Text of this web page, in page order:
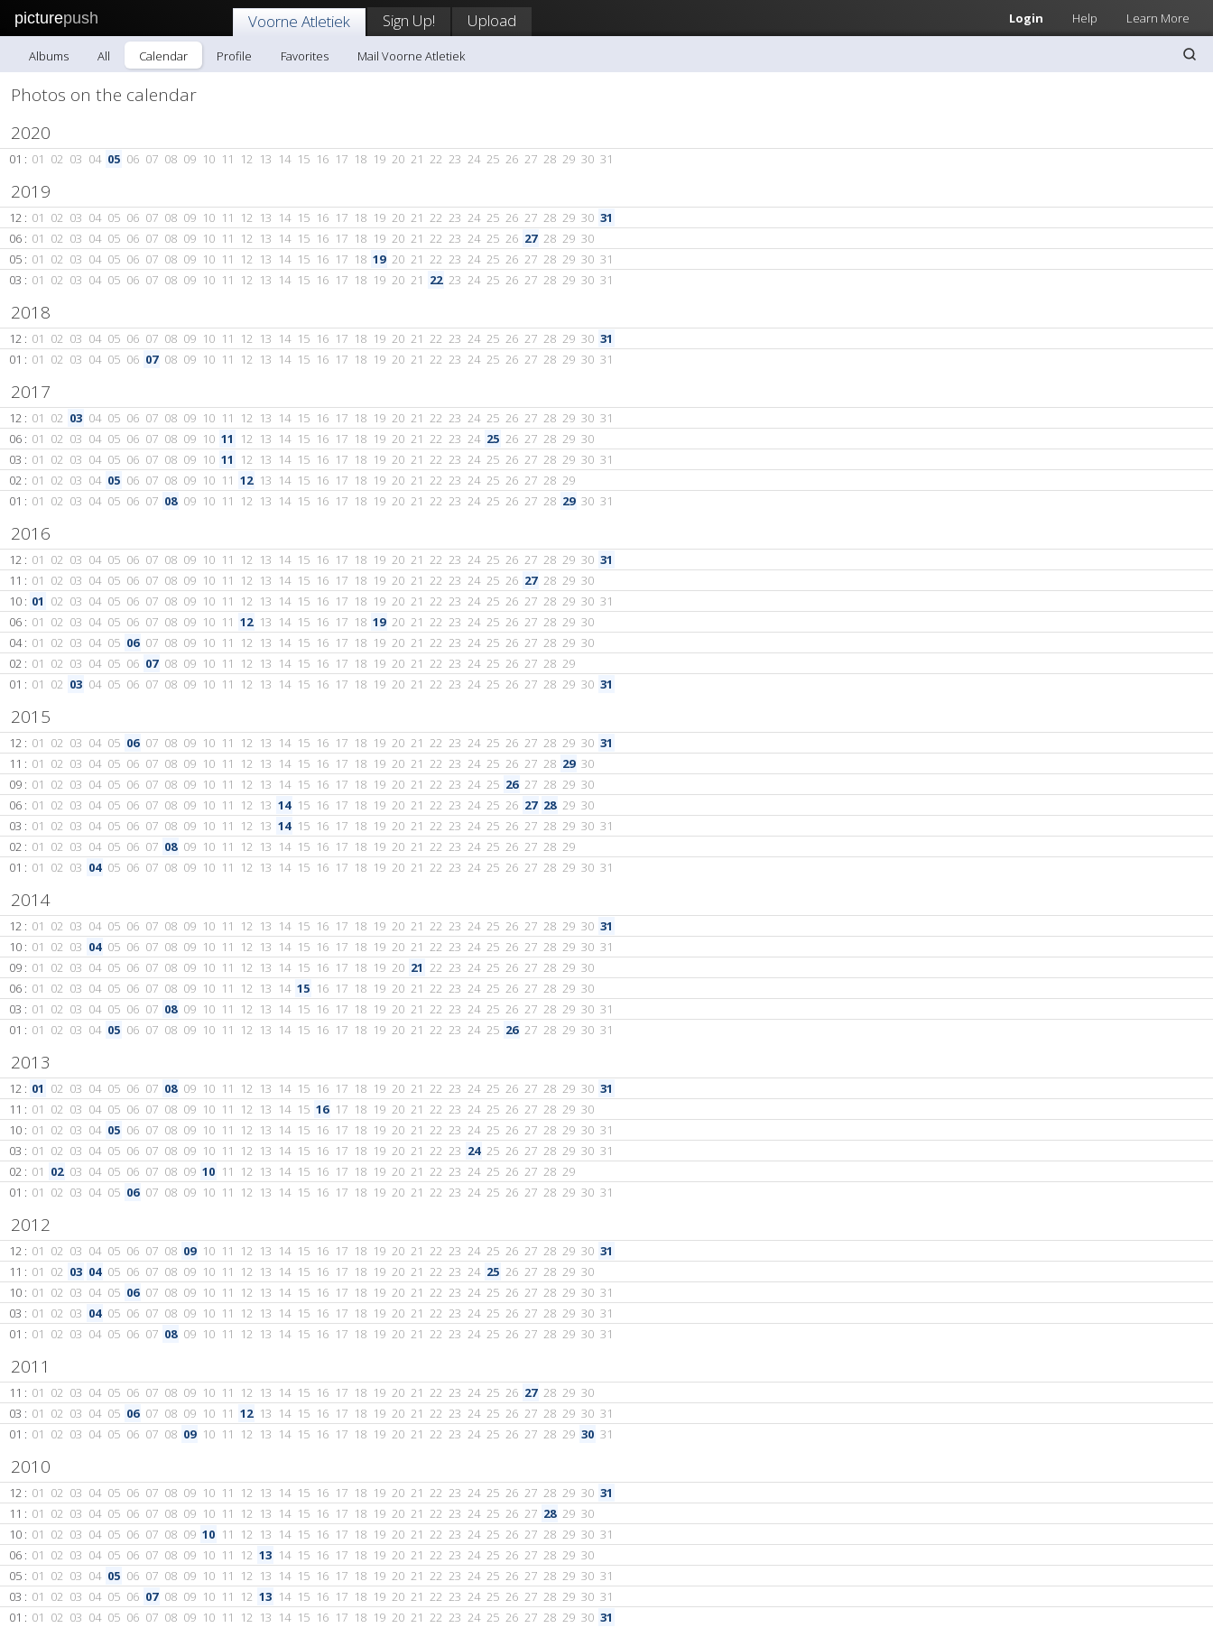
picturepush Login Help Learn More
Voorne Atletiek Sign Up! Upload
Albums All Calendar Profile Favorites Mail Voorne Atletiek
Photos on the calendar
2020
01 : 01 02 03 04 05 06 07 08 09 10 11 12 13 14 15 16 17 18 19 20 21 22 23 24 25 26 27 28 29 30 31
2019
12 : 01 02 03 04 05 06 07 08 09 10 11 12 13 14 15 16 17 18 19 20 21 22 23 24 25 26 27 28 29 30 31
06 : 01 02 03 04 05 06 07 08 09 10 11 12 13 14 15 16 17 18 19 20 21 22 23 24 25 26 27 28 29 30
05 : 01 02 03 04 05 06 07 08 09 10 11 12 13 14 15 16 17 18 19 20 21 22 23 24 25 26 27 28 29 30 31
03 : 01 02 03 04 05 06 07 08 09 10 11 12 13 14 15 16 17 18 19 20 21 22 23 24 25 26 27 28 29 30 31
2018
12 : 01 02 03 04 05 06 07 08 09 10 11 12 13 14 15 16 17 18 19 20 21 22 23 24 25 26 27 28 29 30 31
01 : 01 02 03 04 05 06 07 08 09 10 11 12 13 14 15 16 17 18 19 20 21 22 23 24 25 26 27 28 29 30 31
2017
12 : 01 02 03 04 05 06 07 08 09 10 11 12 13 14 15 16 17 18 19 20 21 22 23 24 25 26 27 28 29 30 31
06 : 01 02 03 04 05 06 07 08 09 10 11 12 13 14 15 16 17 18 19 20 21 22 23 24 25 26 27 28 29 30
03 : 01 02 03 04 05 06 07 08 09 10 11 12 13 14 15 16 17 18 19 20 21 22 23 24 25 26 27 28 29 30 31
02 : 01 02 03 04 05 06 07 08 09 10 11 12 13 14 15 16 17 18 19 20 21 22 23 24 25 26 27 28 29
01 : 01 02 03 04 05 06 07 08 09 10 11 12 13 14 15 16 17 18 19 20 21 22 23 24 25 26 27 28 29 30 31
2016
12 : 01 02 03 04 05 06 07 08 09 10 11 12 13 14 15 16 17 18 19 20 21 22 23 24 25 26 27 28 29 30 31
11 : 01 02 03 04 05 06 07 08 09 10 11 12 13 14 15 16 17 18 19 20 21 22 23 24 25 26 27 28 29 30
10 : 01 02 03 04 05 06 07 08 09 10 11 12 13 14 15 16 17 18 19 20 21 22 23 24 25 26 27 28 29 30 31
06 : 01 02 03 04 05 06 07 08 09 10 11 12 13 14 15 16 17 18 19 20 21 22 23 24 25 26 27 28 29 30
04 : 01 02 03 04 05 06 07 08 09 10 11 12 13 14 15 16 17 18 19 20 21 22 23 24 25 26 27 28 29 30
02 : 01 02 03 04 05 06 07 08 09 10 11 12 13 14 15 16 17 18 19 20 21 22 23 24 25 26 27 28 29
01 : 01 02 03 04 05 06 07 08 09 10 11 12 13 14 15 16 17 18 19 20 21 22 23 24 25 26 27 28 29 30 31
2015
12 : 01 02 03 04 05 06 07 08 09 10 11 12 13 14 15 16 17 18 19 20 21 22 23 24 25 26 27 28 29 30 31
11 : 01 02 03 04 05 06 07 08 09 10 11 12 13 14 15 16 17 18 19 20 21 22 23 24 25 26 27 28 29 30
09 : 01 02 03 04 05 06 07 08 09 10 11 12 13 14 15 16 17 18 19 20 21 22 23 24 25 26 27 28 29 30
06 : 01 02 03 04 05 06 07 08 09 10 11 12 13 14 15 16 17 18 19 20 21 22 23 24 25 26 27 28 29 30
03 : 01 02 03 04 05 06 07 08 09 10 11 12 13 14 15 16 17 18 19 20 21 22 23 24 25 26 27 28 29 30 31
02 : 01 02 03 04 05 06 07 08 09 10 11 12 13 14 15 16 17 18 19 20 21 22 23 24 25 26 27 28 29
01 : 01 02 03 04 05 06 07 08 09 10 11 12 13 14 15 16 17 18 19 20 21 22 23 24 25 26 27 28 29 30 31
2014
12 : 01 02 03 04 05 06 07 08 09 10 11 12 13 14 15 16 17 18 19 20 21 22 23 24 25 26 27 28 29 30 31
10 : 01 02 03 04 05 06 07 08 09 10 11 12 13 14 15 16 17 18 19 20 21 22 23 24 25 26 27 28 29 30 31
09 : 01 02 03 04 05 06 07 08 09 10 11 12 13 14 15 16 17 18 19 20 21 22 23 24 25 26 27 28 29 30
06 : 01 02 03 04 05 06 07 08 09 10 11 12 13 14 15 16 17 18 19 20 21 22 23 24 25 26 27 28 29 30
03 : 01 02 03 04 05 06 07 08 09 10 11 12 13 14 15 16 17 18 19 20 21 22 23 24 25 26 27 28 29 30 31
01 : 01 02 03 04 05 06 07 08 09 10 11 12 13 14 15 16 17 18 19 20 21 22 23 24 25 26 27 28 29 30 31
2013
12 : 01 02 03 04 05 06 07 08 09 10 11 12 13 14 15 16 17 18 19 20 21 22 23 24 25 26 27 28 29 30 31
11 : 01 02 03 04 05 06 07 08 09 10 11 12 13 14 15 16 17 18 19 20 21 22 23 24 25 26 27 28 29 30
10 : 01 02 03 04 05 06 07 08 09 10 11 12 13 14 15 16 17 18 19 20 21 22 23 24 25 26 27 28 29 30 31
03 : 01 02 03 04 05 06 07 08 09 10 11 12 13 14 15 16 17 18 19 20 21 22 23 24 25 26 27 28 29 30 31
02 : 01 02 03 04 05 06 07 08 09 10 11 12 13 14 15 16 17 18 19 20 21 22 23 24 25 26 27 28 29
01 : 01 02 03 04 05 06 07 08 09 10 11 12 13 14 15 16 17 18 19 20 21 22 23 24 25 26 27 28 29 30 31
2012
12 : 01 02 03 04 05 06 07 08 09 10 11 12 13 14 15 16 17 18 19 20 21 22 23 24 25 26 27 28 29 30 31
11 : 01 02 03 04 05 06 07 08 09 10 11 12 13 14 15 16 17 18 19 20 21 22 23 24 25 26 27 28 29 30
10 : 01 02 03 04 05 06 07 08 09 10 11 12 13 14 15 16 17 18 19 20 21 22 23 24 25 26 27 28 29 30 31
03 : 01 02 03 04 05 06 07 08 09 10 11 12 13 14 15 16 17 18 19 20 21 22 23 24 25 26 27 28 29 30 31
01 : 01 02 03 04 05 06 07 08 09 10 11 12 13 14 15 16 17 18 19 20 21 22 23 24 25 26 27 28 29 30 31
2011
11 : 01 02 03 04 05 06 07 08 09 10 11 12 13 14 15 16 17 18 19 20 21 22 23 24 25 26 27 28 29 30
03 : 01 02 03 04 05 06 07 08 09 10 11 12 13 14 15 16 17 18 19 20 21 22 23 24 25 26 27 28 29 30 31
01 : 01 02 03 04 05 06 07 08 09 10 11 12 13 14 15 16 17 18 19 20 21 22 23 24 25 26 27 28 29 30 31
2010
12 : 01 02 03 04 05 06 07 08 09 10 11 12 13 14 15 16 17 18 19 20 21 22 23 24 25 26 27 28 29 30 31
11 : 01 02 03 04 05 06 07 08 09 10 11 12 13 14 15 16 17 18 19 20 21 22 23 24 25 26 27 28 29 30
10 : 01 02 03 04 05 06 07 08 09 10 11 12 13 14 15 16 17 18 19 20 21 22 23 24 25 26 27 28 29 30 31
06 : 01 02 03 04 05 06 07 08 09 10 11 12 13 14 15 16 17 18 19 20 21 22 23 24 25 26 27 28 29 30
05 : 01 02 03 04 05 06 07 08 09 10 11 12 13 14 15 16 17 18 19 20 21 22 23 24 25 26 27 28 29 30 31
03 : 01 02 03 04 05 06 07 08 09 10 11 12 13 14 15 16 17 18 19 20 21 22 23 24 25 26 27 28 29 30 31
01 : 01 02 03 04 05 06 07 08 09 10 11 12 13 14 15 16 17 18 19 20 21 22 23 24 25 26 27 28 29 30 31